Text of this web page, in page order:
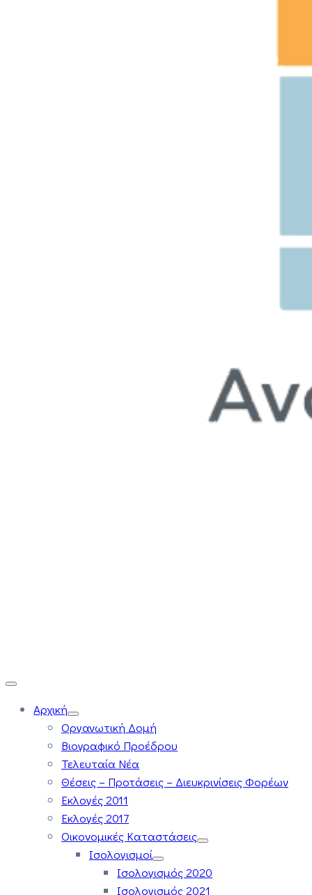
Αρχική
Οργανωτική Δομή
Βιογραφικό Προέδρου
Τελευταία Νέα
Θέσεις – Προτάσεις – Διευκρινίσεις Φορέων
Εκλογές 2011
Εκλογές 2017
Οικονομικές Καταστάσεις
Ισολογισμοί
Ισολογισμός 2020
Ισολογισμός 2021